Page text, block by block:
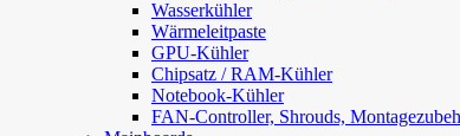
Wasserkühler
Wärmeleitpaste
GPU-Kühler
Chipsatz / RAM-Kühler
Notebook-Kühler
FAN-Controller, Shrouds,